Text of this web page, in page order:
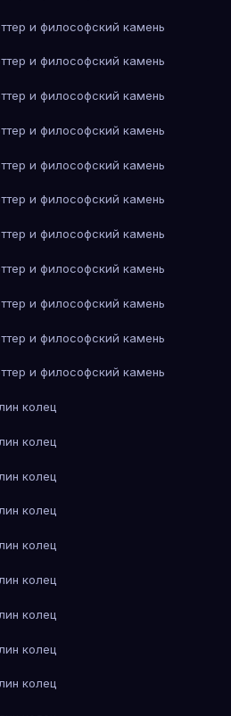
и философский камень
и философский камень
и философский камень
и философский камень
и философский камень
и философский камень
и философский камень
и философский камень
и философский камень
и философский камень
и философский камень
колец
колец
колец
колец
колец
колец
колец
колец
колец